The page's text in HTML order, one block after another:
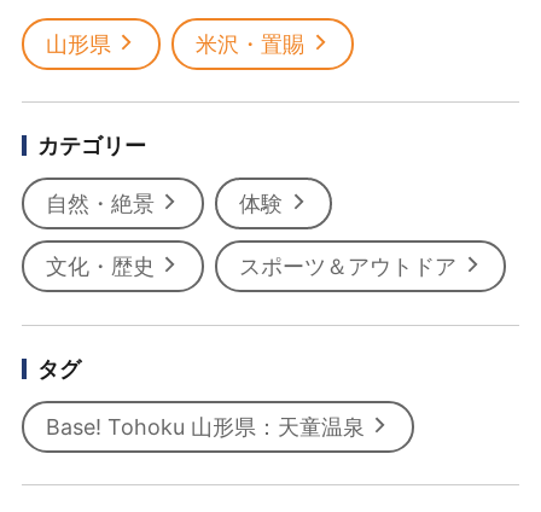
山形県 米沢・置賜
カテゴリー
自然・絶景 体験
文化・歴史 スポーツ＆アウトドア
タグ
Base! Tohoku 山形県：天童温泉